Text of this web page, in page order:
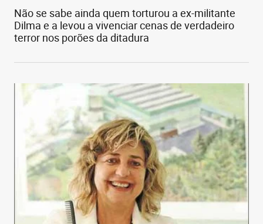
Não se sabe ainda quem torturou a ex-militante
Dilma e a levou a vivenciar cenas de verdadeiro
terror nos porões da ditadura